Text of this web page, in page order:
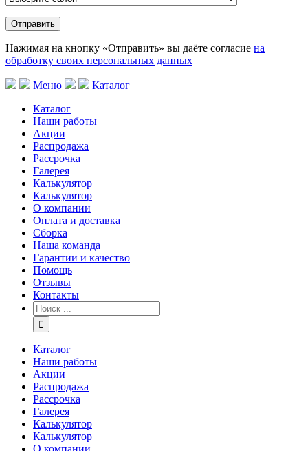
Нажимая на кнопку «Отправить» вы даёте согласие на
обработку своих персональных данных
Меню
Каталог
Каталог
Наши работы
Акции
Распродажа
Рассрочка
Галерея
Калькулятор
Калькулятор
О компании
Оплата и доставка
Сборка
Наша команда
Гарантии и качество
Помощь
Отзывы
Контакты
Каталог
Наши работы
Акции
Распродажа
Рассрочка
Галерея
Калькулятор
Калькулятор
О компании